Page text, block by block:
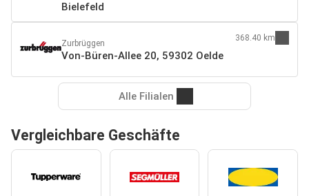
Bielefeld
Zurbrüggen
Von-Büren-Allee 20, 59302 Oelde
368.40 km
Alle Filialen
Vergleichbare Geschäfte